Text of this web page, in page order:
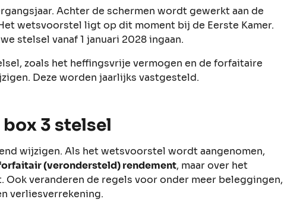
Achter de schermen wordt gewerkt aan de
wetsvoorstel ligt op dit moment bij de Eerste Kamer.
stelsel vanaf 1 januari 2028 ingaan.
zoals het heffingsvrije vermogen en de forfaitaire
Deze worden jaarlijks vastgesteld.
3 stelsel
wijzigen. Als het wetsvoorstel wordt aangenomen,
(verondersteld) rendement, maar over het
Ook veranderen de regels voor onder meer beleggingen,
verliesverrekening.